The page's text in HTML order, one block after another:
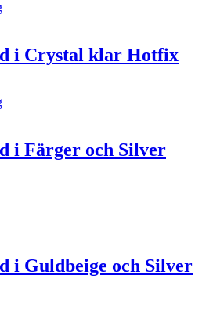
i Crystal klar Hotfix
i Färger och Silver
i Guldbeige och Silver